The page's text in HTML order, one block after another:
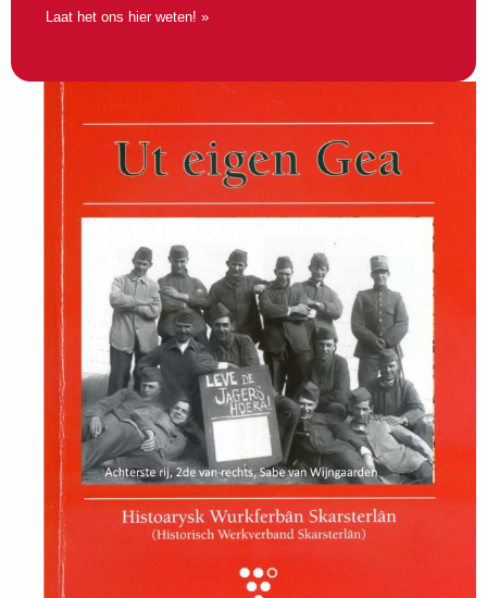
Laat het ons hier weten! »